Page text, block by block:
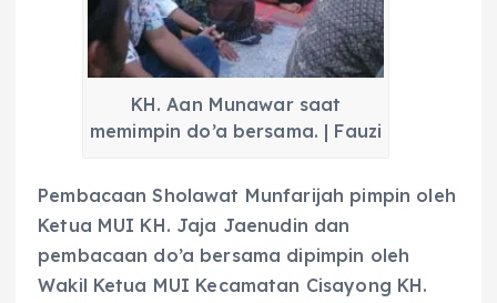
KH. Aan Munawar saat
memimpin do’a bersama. | Fauzi
Pembacaan Sholawat Munfarijah pimpin oleh
Ketua MUI KH. Jaja Jaenudin dan
pembacaan do’a bersama dipimpin oleh
Wakil Ketua MUI Kecamatan Cisayong KH.